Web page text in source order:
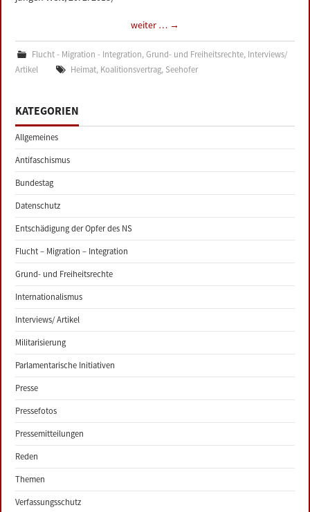
weiter … →
Flucht - Migration - Integration, Grund- und Freiheitsrechte, Interviews/
Artikel
Heimat, Koalitionsvertrag, Seehofer
KATEGORIEN
Allgemeines
Antifaschismus
Bundestag
Datenschutz
Entschädigung der Opfer des NS
Flucht – Migration – Integration
Grund- und Freiheitsrechte
Internationalismus
Interviews/ Artikel
Militarisierung
Parlamentarische Initiativen
Presse
Pressefotos
Pressemitteilungen
Reden
Themen
Verfassungsschutz